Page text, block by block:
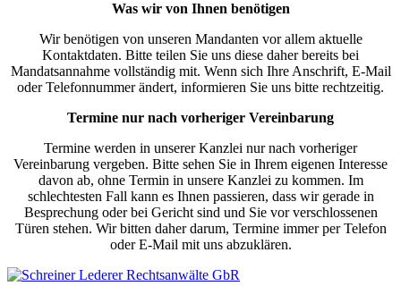
Was wir von Ihnen benötigen
Wir benötigen von unseren Mandanten vor allem aktuelle
Kontaktdaten. Bitte teilen Sie uns diese daher bereits bei
Mandatsannahme vollständig mit. Wenn sich Ihre Anschrift, E-Mail
oder Telefonnummer ändert, informieren Sie uns bitte rechtzeitig.
Termine nur nach vorheriger Vereinbarung
Termine werden in unserer Kanzlei nur nach vorheriger
Vereinbarung vergeben. Bitte sehen Sie in Ihrem eigenen Interesse
davon ab, ohne Termin in unsere Kanzlei zu kommen. Im
schlechtesten Fall kann es Ihnen passieren, dass wir gerade in
Besprechung oder bei Gericht sind und Sie vor verschlossenen
Türen stehen. Wir bitten daher darum, Termine immer per Telefon
oder E-Mail mit uns abzuklären.